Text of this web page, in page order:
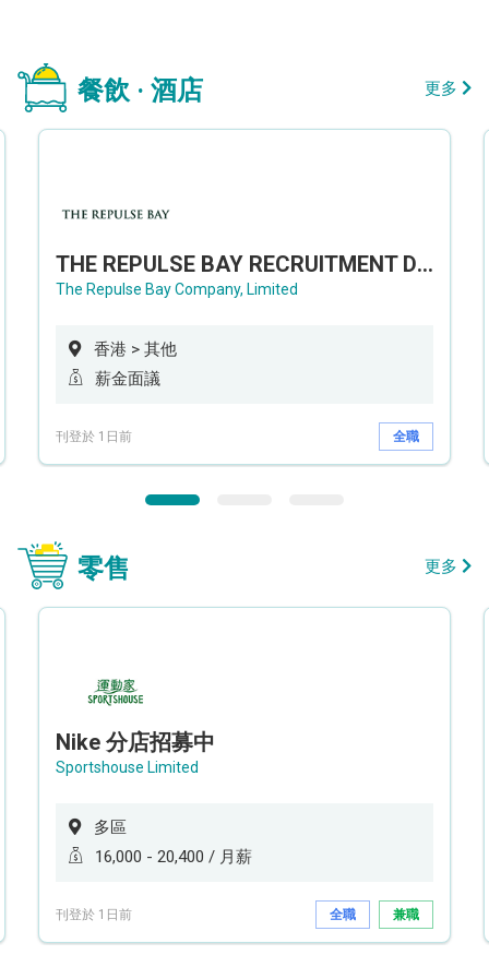
餐飲 · 酒店 更多
THE REPULSE BAY RECRUITMENT DAY 淺水灣影灣園人才招聘會
The Repulse Bay Company, Limited
香港 > 其他
薪金面議
刊登於 1日前 全職
零售 更多
Nike 分店招募中
Sportshouse Limited
多區
16,000 - 20,400 / 月薪
刊登於 1日前 全職 兼職